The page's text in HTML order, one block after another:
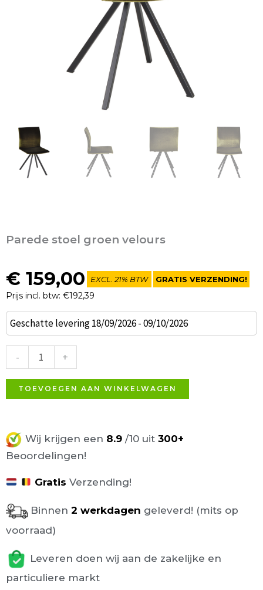
Parede stoel groen velours
€ 159,00
Prijs incl. btw: €192,39
EXCL. 21% BTW GRATIS VERZENDING!
Geschatte levering 18/09/2026 - 09/10/2026
-
Parede
stoel
velours
aantal
+
TOEVOEGEN AAN WINKELWAGEN
Wij krijgen een 8.9 /10 uit 300+
Beoordelingen!
Gratis Verzending!
Binnen 2 werkdagen geleverd! (mits op
voorraad)
Leveren doen wij aan de zakelijke en
particuliere markt